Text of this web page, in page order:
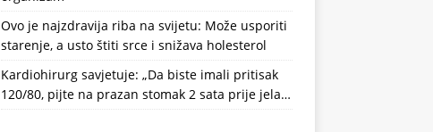
Ovo je najzdravija riba na svijetu: Može usporiti
starenje, a usto štiti srce i snižava holesterol
Kardiohirurg savjetuje: „Da biste imali pritisak
120/80, pijte na prazan stomak 2 sata prije jela…